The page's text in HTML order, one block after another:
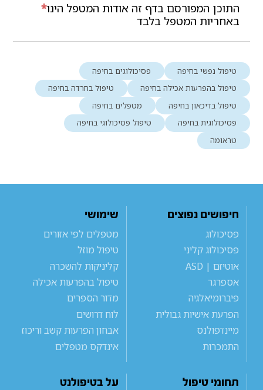
*התוכן המפורסם בדף זה אודות המטפל הינו
באחריות המטפל בלבד
טיפול נפשי בחיפה
פסיכולוגים בחיפה
טיפול בהפרעות אכילה בחיפה
טיפול בחרדה בחיפה
טיפול בדיכאון בחיפה
מטפלים בחיפה
פסיכולוגית בחיפה
טיפול פסיכולוגי בחיפה
טראומה
חיפושים נפוצים
פסיכולוג
פסיכולוג קליני
אוטיזם | ASD
אספרגר
פיברומיאלגיה
הפרעת אישיות גבולית
מיינדפולנס
התמכרות
שימושי
מטפלים לפי אזורים
טיפול מוזל
קליניקות להשכרה
טיפול בהפרעות אכילה
מדור הספרים
לוח דרושים
אבחון הפרעות קשב וריכוז
אינדקס מטפלים
תחומי טיפול
על בטיפולנט